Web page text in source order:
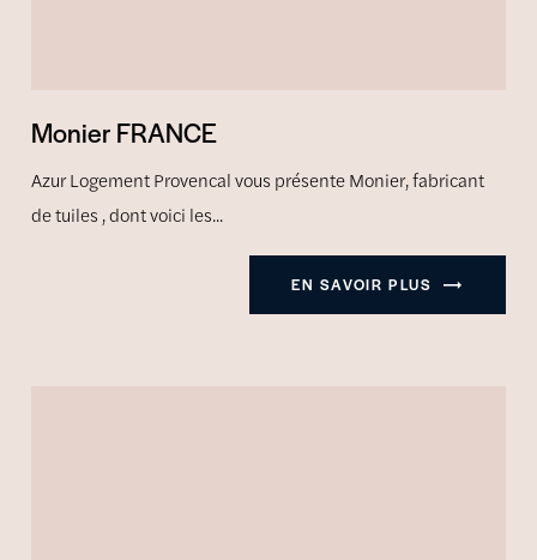
Monier FRANCE
Azur Logement Provencal vous présente Monier, fabricant
de tuiles , dont voici les...
EN SAVOIR PLUS